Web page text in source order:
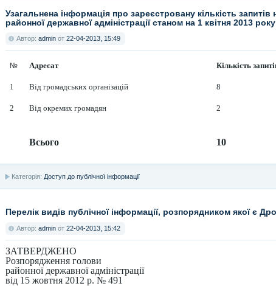
Узагальнена інформація про зареєстровану кількість
районної державної адміністрації станом на 1 квітня 2013 року
Автор: admin от 22-04-2013, 15:49
№ Адресат Кількість
1 Від громадських організацій 8
2 Від окремих громадян 2
Всього 10
Категорія: Доступ до публічної інформації
Перелік видів публічної інформації, розпорядником якої є
Автор: admin от 22-04-2013, 15:42
ЗАТВЕРДЖЕНО
Розпорядження голови
районної державної адміністрації
від 1 5 жовтня 2012 р. № 491